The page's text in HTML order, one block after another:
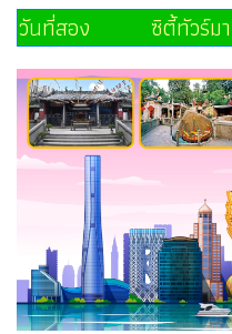
วันที่สอง ซิตี้ทัวร์มา